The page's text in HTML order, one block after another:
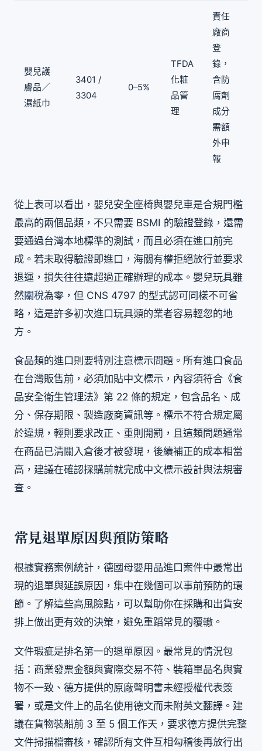
嬰兒護
膚品／
濕紙巾
3401 /
3304
0–5%
TFDA
化粧
品管
理
責任
廠商
登
錄，
含防
腐劑
成分
需額
外申
報
從上表可以看出，嬰兒安全座椅與嬰兒車是合規門檻
最高的兩個品類，不只需要 BSMI 的驗證登錄，還需
要通過台灣本地標準的測試，而且必須在進口前完
成。若未取得驗證即進口，海關有權拒絕放行並要求
退運，損失往往遠超過正確辦理的成本。嬰兒玩具雖
然關稅為零，但 CNS 4797 的型式認可同樣不可省
略，這是許多初次進口玩具類的業者容易輕忽的地
方。
食品類的進口則要特別注意標示問題。所有進口食品
在台灣販售前，必須加貼中文標示，內容須符合《食
品安全衛生管理法》第 22 條的規定，包含品名、成
分、保存期限、製造廠商資訊等。標示不符合規定屬
於違規，輕則要求改正、重則開罰，且這類問題通常
在商品已清關入倉後才被發現，後續補正的成本相當
高，建議在確認採購前就完成中文標示設計與法規審
查。
常見退單原因與預防策略
根據實務案例統計，德國母嬰用品進口案件中最常出
現的退單與延誤原因，集中在幾個可以事前預防的環
節。了解這些高風險點，可以幫助你在採購和出貨安
排上做出更有效的決策，避免重蹈常見的覆轍。
文件瑕疵是排名第一的退單原因。最常見的情況包
括：商業發票金額與實際交易不符、裝箱單品名與實
物不一致、德方提供的原廠聲明書未經授權代表簽
署，或是文件上的品名使用德文而未附英文翻譯。建
議在貨物裝船前 3 至 5 個工作天，要求德方提供完整
文件掃描檔審核，確認所有文件互相勾稽後再放行出